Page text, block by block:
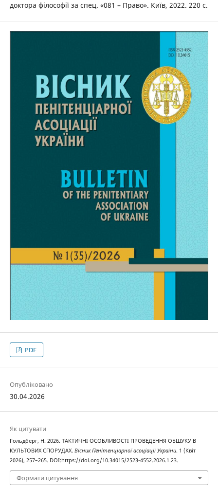
доктора філософії за спец. «081 – Право». Київ, 2022. 220 с.
PDF
Опубліковано
30.04.2026
Як цитувати
Гольдберг, Н. 2026. ТАКТИЧНІ ОСОБЛИВОСТІ ПРОВЕДЕННЯ ОБШУКУ В
КУЛЬТОВИХ СПОРУДАХ. Вісник Пенітенціарної асоціації України. 1 (Квіт
2026), 257–265. DOI:https://doi.org/10.34015/2523-4552.2026.1.23.
Формати цитування